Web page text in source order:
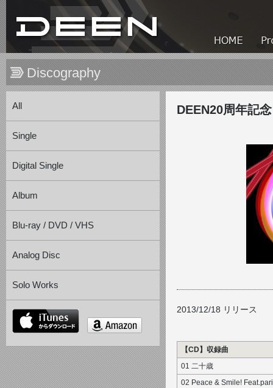
Discography
All
Single
Digital Single
Album
Blu-ray / DVD / VHS
Analog Disc
Solo Works
itunes
DEEN20周年記
2013/12/18 リリース
【CD】収録曲
01 二十歳
02 Peace & Smile!